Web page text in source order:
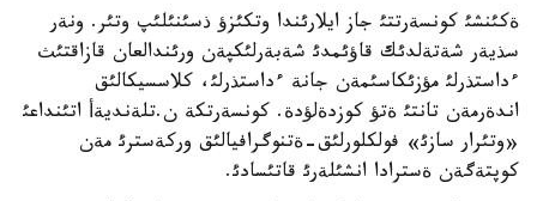
ةكئنشئ كونسةرتتئ جاز ايلارئندا وتكئزؤ ذسئنئلئپ وتئر. ونةر
سذيةر شةتةلدئك قاؤئمدئ شةبةرلئكپةن ورئندالعان قازاقتئث
ءداستذرلئ مؤزئكاسئمةن جانة ءداستذرلئ، كلاسسيكالئق
اندةرمةن تانتئ ةتؤ كوزدةلؤدة. كونسةرتكة ن.تلةنديةأ اتئنداعئ
«وتئرار سازئ» فولكلورلئق-ةتنوگرافيالئق وركةسترئ مةن
كوپتةگةن ةسترادا انشئلةرئ قاتئسادئ.